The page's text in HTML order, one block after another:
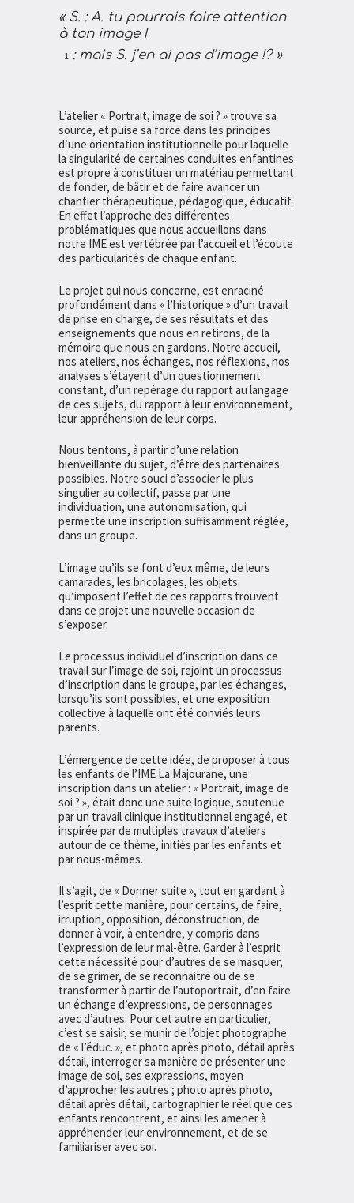
« S. : A. tu pourrais faire attention
à ton image !
: mais S. j’en ai pas d’image !? »
L’atelier « Portrait, image de soi ? » trouve sa
source, et puise sa force dans les principes
d’une orientation institutionnelle pour laquelle
la singularité de certaines conduites enfantines
est propre à constituer un matériau permettant
de fonder, de bâtir et de faire avancer un
chantier thérapeutique, pédagogique, éducatif.
En effet l’approche des différentes
problématiques que nous accueillons dans
notre IME est vertébrée par l’accueil et l’écoute
des particularités de chaque enfant.
Le projet qui nous concerne, est enraciné
profondément dans « l’historique » d’un travail
de prise en charge, de ses résultats et des
enseignements que nous en retirons, de la
mémoire que nous en gardons. Notre accueil,
nos ateliers, nos échanges, nos réflexions, nos
analyses s’étayent d’un questionnement
constant, d’un repérage du rapport au langage
de ces sujets, du rapport à leur environnement,
leur appréhension de leur corps.
Nous tentons, à partir d’une relation
bienveillante du sujet, d’être des partenaires
possibles. Notre souci d’associer le plus
singulier au collectif, passe par une
individuation, une autonomisation, qui
permette une inscription suffisamment réglée,
dans un groupe.
L’image qu’ils se font d’eux même, de leurs
camarades, les bricolages, les objets
qu’imposent l’effet de ces rapports trouvent
dans ce projet une nouvelle occasion de
s’exposer.
Le processus individuel d’inscription dans ce
travail sur l’image de soi, rejoint un processus
d’inscription dans le groupe, par les échanges,
lorsqu’ils sont possibles, et une exposition
collective à laquelle ont été conviés leurs
parents.
L’émergence de cette idée, de proposer à tous
les enfants de l’IME La Majourane, une
inscription dans un atelier : « Portrait, image de
soi ? », était donc une suite logique, soutenue
par un travail clinique institutionnel engagé, et
inspirée par de multiples travaux d’ateliers
autour de ce thème, initiés par les enfants et
par nous-mêmes.
Il s’agit, de « Donner suite », tout en gardant à
l’esprit cette manière, pour certains, de faire,
irruption, opposition, déconstruction, de
donner à voir, à entendre, y compris dans
l’expression de leur mal-être. Garder à l’esprit
cette nécessité pour d’autres de se masquer,
de se grimer, de se reconnaitre ou de se
transformer à partir de l’autoportrait, d’en faire
un échange d’expressions, de personnages
avec d’autres. Pour cet autre en particulier,
c’est se saisir, se munir de l’objet photographe
de « l’éduc. », et photo après photo, détail après
détail, interroger sa manière de présenter une
image de soi, ses expressions, moyen
d’approcher les autres ; photo après photo,
détail après détail, cartographier le réel que ces
enfants rencontrent, et ainsi les amener à
appréhender leur environnement, et de se
familiariser avec soi.